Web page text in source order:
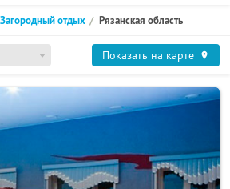
Загородный отдых Рязанская область
Показать на карте